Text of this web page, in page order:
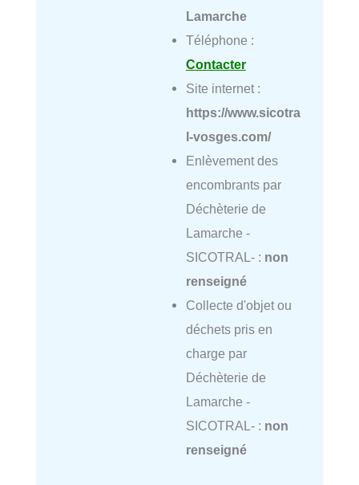
Lamarche
Téléphone :
Contacter
Site internet :
https://www.sicotra
l-vosges.com/
Enlèvement des
encombrants par
Déchèterie de
Lamarche -
SICOTRAL- : non
renseigné
Collecte d'objet ou
déchets pris en
charge par
Déchèterie de
Lamarche -
SICOTRAL- : non
renseigné